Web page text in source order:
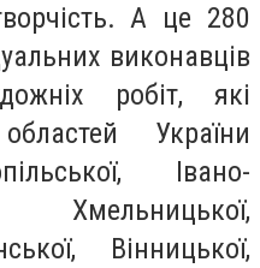
А це 280
виконавців
робіт, які
України
Івано-
Вінницької,